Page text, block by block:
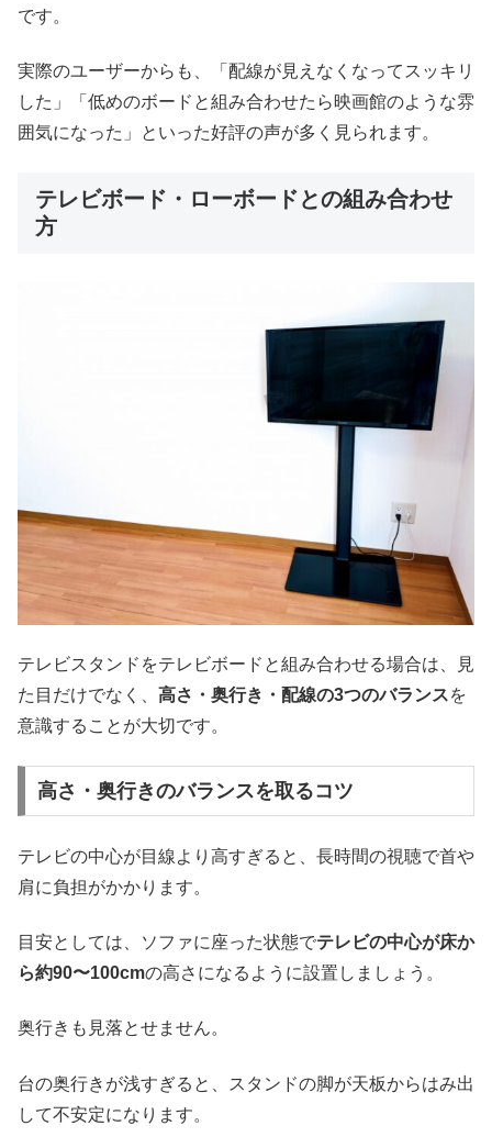
です。
実際のユーザーからも、「配線が見えなくなってスッキリ
した」「低めのボードと組み合わせたら映画館のような雰
囲気になった」といった好評の声が多く見られます。
テレビボード・ローボードとの組み合わせ
方
テレビスタンドをテレビボードと組み合わせる場合は、見
た目だけでなく、 高さ・奥行き・配線の3つのバランスを
意識することが大切です。
高さ・奥行きのバランスを取るコツ
テレビの中心が目線より高すぎると、長時間の視聴で首や
肩に負担がかかります。
目安としては、ソファに座った状態でテレビの中心が床か
ら約90〜100cmの高さになるように設置しましょう。
奥行きも見落とせません。
台の奥行きが浅すぎると、スタンドの脚が天板からはみ出
して不安定になります。